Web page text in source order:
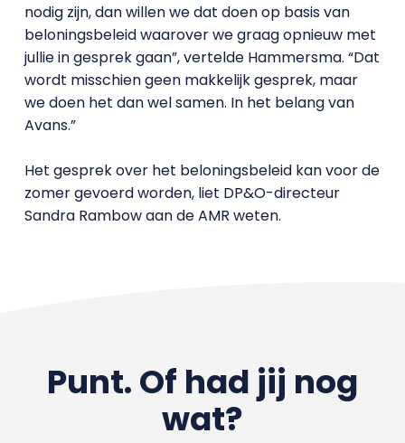
nodig zijn, dan willen we dat doen op basis van
beloningsbeleid waarover we graag opnieuw met
jullie in gesprek gaan”, vertelde Hammersma. “Dat
wordt misschien geen makkelijk gesprek, maar
we doen het dan wel samen. In het belang van
Avans.”
Het gesprek over het beloningsbeleid kan voor de
zomer gevoerd worden, liet DP&O-directeur
Sandra Rambow aan de AMR weten.
Punt. Of had jij nog
wat?